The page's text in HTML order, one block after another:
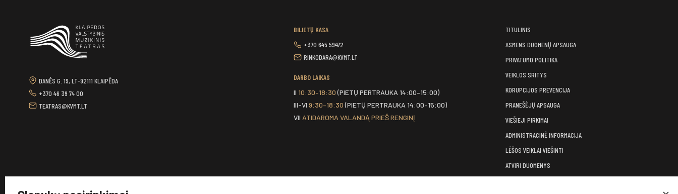
DANĖS G. 19, LT-92111 KLAIPĖDA
+370 46 39 74 00
TEATRAS@KVMT.LT
BILIETŲ KASA
+370 645 59472
RINKODARA@KVMT.LT
DARBO LAIKAS
II 10:30–18:30(PIETŲ PERTRAUKA 14:00–15:00)
III-VI 9:30–18:30(PIETŲ PERTRAUKA 14:00–15:00)
VII ATIDAROMA VALANDĄ PRIEŠ RENGINĮ
TITULINIS
ASMENS DUOMENŲ APSAUGA
PRIVATUMO POLITIKA
VEIKLOS SRITYS
KORUPCIJOS PREVENCIJA
PRANEŠĖJŲ APSAUGA
VIEŠIEJI PIRKIMAI
ADMINISTRACINĖ INFORMACIJA
LĖŠOS VEIKLAI VIEŠINTI
ATVIRI DUOMENYS